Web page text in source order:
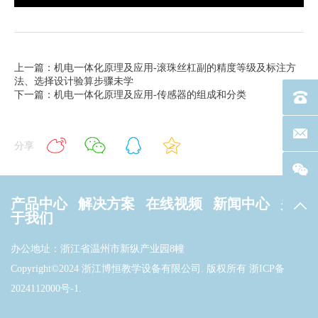
上一篇：机电一体化原理及应用-滚珠丝杠副的精度等级及标注方
法、选择设计验算步骤未学
下一篇：机电一体化原理及应用-传感器的组成和分类
分享
产品中心 解决方案 在线视频 新闻中心
关
于我们
办公地址：浙江省温州市新纵产业园8幢
Copyright©2024 浙江博恒教学设备有限公司. 版权所有 浙ICP备
2024112000号-1.
电话
联系
返回